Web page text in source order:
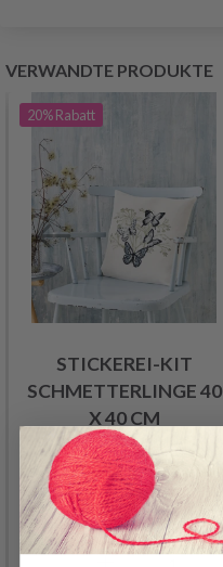
VERWANDTE PRODUKTE
20%Rabatt
STICKEREI-KIT
SCHMETTERLINGE 40
X 40 CM
34.20 €42.75 €
Angebot verfällt
12/08/2026